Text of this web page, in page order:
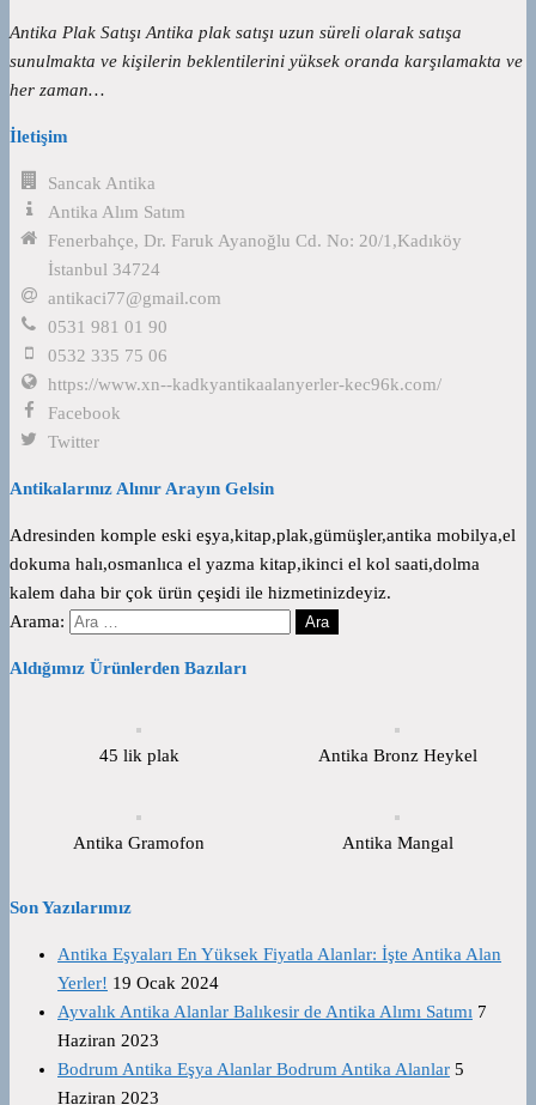
Antika Plak Satışı Antika plak satışı uzun süreli olarak satışa
sunulmakta ve kişilerin beklentilerini yüksek oranda karşılamakta ve
her zaman…
İletişim
Sancak Antika
Antika Alım Satım
Fenerbahçe, Dr. Faruk Ayanoğlu Cd. No: 20/1,Kadıköy
İstanbul 34724
antikaci77@gmail.com
0531 981 01 90
0532 335 75 06
https://www.xn--kadkyantikaalanyerler-kec96k.com/
Facebook
Twitter
Antikalarınız Alınır Arayın Gelsin
Adresinden komple eski eşya,kitap,plak,gümüşler,antika mobilya,el
dokuma halı,osmanlıca el yazma kitap,ikinci el kol saati,dolma
kalem daha bir çok ürün çeşidi ile hizmetinizdeyiz.
Arama:
Aldığımız Ürünlerden Bazıları
45 lik plak Antika Bronz Heykel
Antika Gramofon Antika Mangal
Son Yazılarımız
Antika Eşyaları En Yüksek Fiyatla Alanlar: İşte Antika Alan
Yerler! 19 Ocak 2024
Ayvalık Antika Alanlar Balıkesir de Antika Alımı Satımı 7
Haziran 2023
Bodrum Antika Eşya Alanlar Bodrum Antika Alanlar 5
Haziran 2023